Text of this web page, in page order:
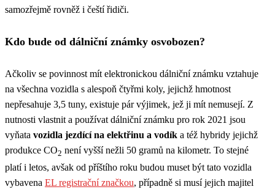
samozřejmě rovněž i čeští řidiči.
Kdo bude od dálniční známky osvobozen?
Ačkoliv se povinnost mít elektronickou dálniční známku vztahuje
na všechna vozidla s alespoň čtyřmi koly, jejichž hmotnost
nepřesahuje 3,5 tuny, existuje pár výjimek, jež ji mít nemusejí. Z
nutnosti vlastnit a používat dálniční známku pro rok 2021 jsou
vyňata vozidla jezdící na elektřinu a vodík a též hybridy jejichž
produkce CO2 není vyšší nežli 50 gramů na kilometr. To stejné
platí i letos, avšak od příštího roku budou muset být tato vozidla
vybavena EL registrační značkou, případně si musí jejich majitel